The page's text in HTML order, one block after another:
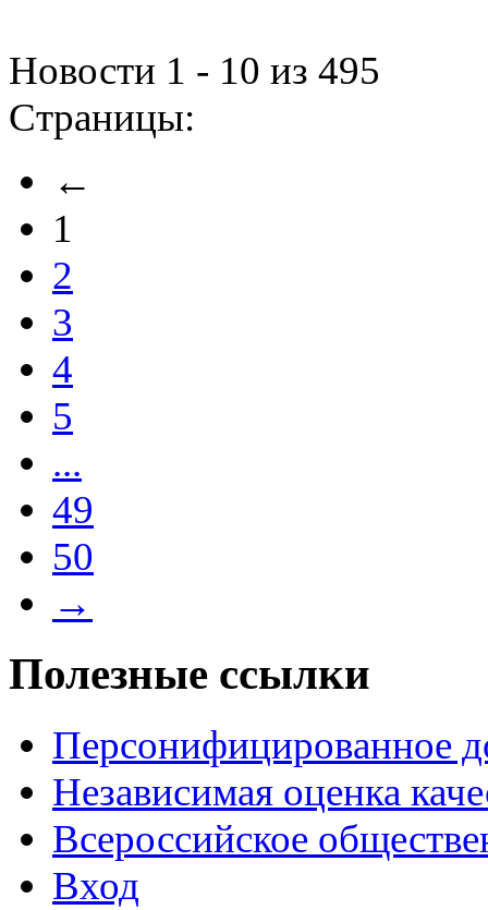
Новости 1 - 10 из 495
Страницы:
←
1
2
3
4
5
...
49
50
→
Полезные ссылки
Персонифицированное
Независимая оценка
Всероссийское
Вход